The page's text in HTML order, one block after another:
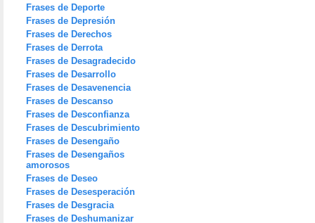
Frases de Deporte
Frases de Depresión
Frases de Derechos
Frases de Derrota
Frases de Desagradecido
Frases de Desarrollo
Frases de Desavenencia
Frases de Descanso
Frases de Desconfianza
Frases de Descubrimiento
Frases de Desengaño
Frases de Desengaños
amorosos
Frases de Deseo
Frases de Desesperación
Frases de Desgracia
Frases de Deshumanizar